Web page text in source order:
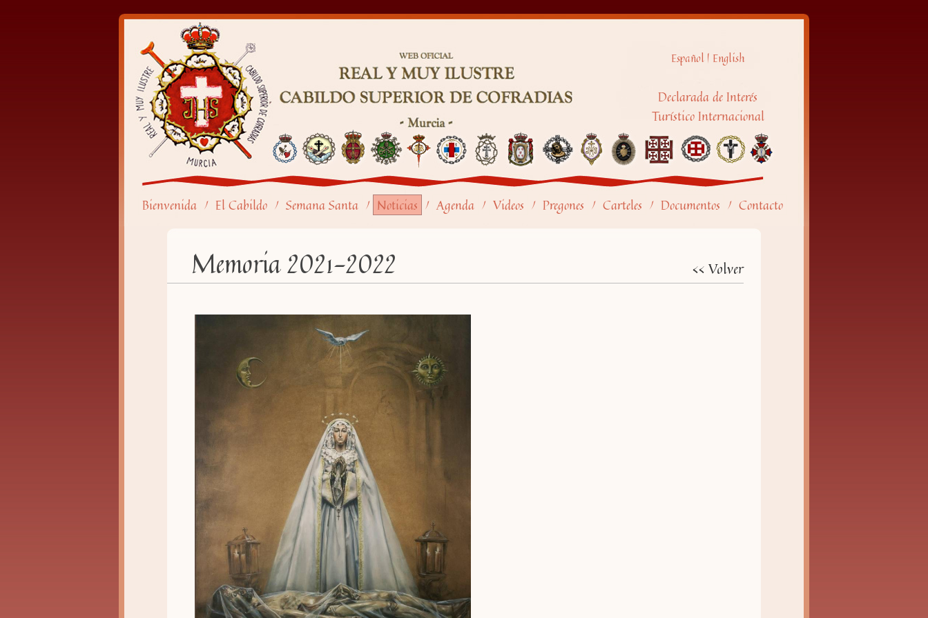
Español| English
Declarada de Interés
Turístico Internacional
Bienvenida / El Cabildo / Semana Santa / Noticias / Agenda / Videos / Pregones / Carteles / Documentos / Contacto
Memoria 2021-2022 << Volver